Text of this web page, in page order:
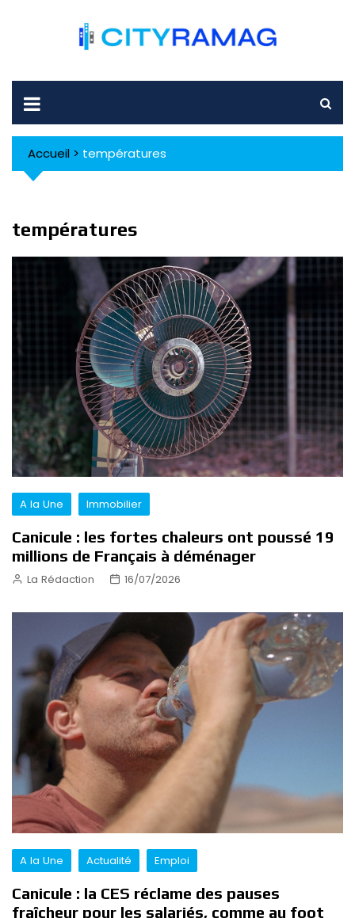
Accueil > températures
températures
A la Une Immobilier
Canicule : les fortes chaleurs ont poussé 19
millions de Français à déménager
La Rédaction 16/07/2026
A la Une Actualité Emploi
Canicule : la CES réclame des pauses
fraîcheur pour les salariés, comme au foot